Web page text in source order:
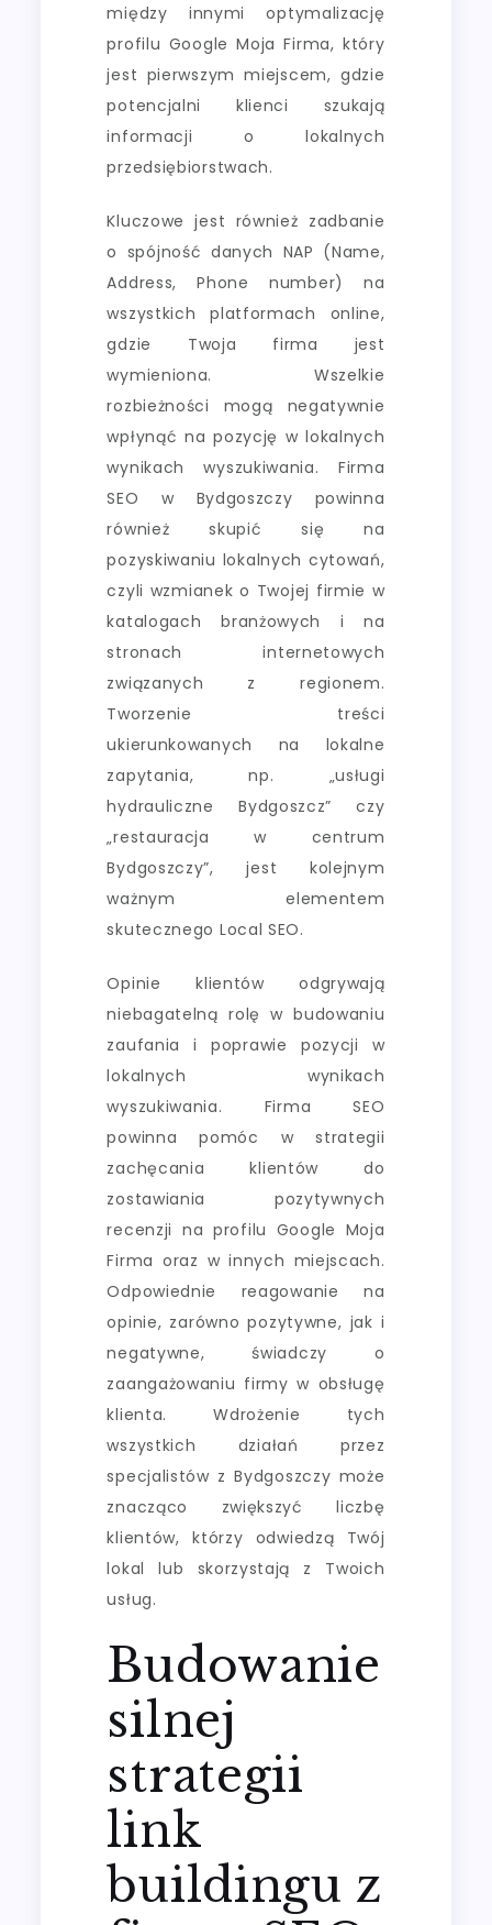
między innymi optymalizację
profilu Google Moja Firma, który
jest pierwszym miejscem, gdzie
potencjalni klienci szukają
informacji o lokalnych
przedsiębiorstwach.
Kluczowe jest również zadbanie
o spójność danych NAP (Name,
Address, Phone number) na
wszystkich platformach online,
gdzie Twoja firma jest
wymieniona. Wszelkie
rozbieżności mogą negatywnie
wpłynąć na pozycję w lokalnych
wynikach wyszukiwania. Firma
SEO w Bydgoszczy powinna
również skupić się na
pozyskiwaniu lokalnych cytowań,
czyli wzmianek o Twojej firmie w
katalogach branżowych i na
stronach internetowych
związanych z regionem.
Tworzenie treści
ukierunkowanych na lokalne
zapytania, np. „usługi
hydrauliczne Bydgoszcz” czy
„restauracja w centrum
Bydgoszczy”, jest kolejnym
ważnym elementem
skutecznego Local SEO.
Opinie klientów odgrywają
niebagatelną rolę w budowaniu
zaufania i poprawie pozycji w
lokalnych wynikach
wyszukiwania. Firma SEO
powinna pomóc w strategii
zachęcania klientów do
zostawiania pozytywnych
recenzji na profilu Google Moja
Firma oraz w innych miejscach.
Odpowiednie reagowanie na
opinie, zarówno pozytywne, jak i
negatywne, świadczy o
zaangażowaniu firmy w obsługę
klienta. Wdrożenie tych
wszystkich działań przez
specjalistów z Bydgoszczy może
znacząco zwiększyć liczbę
klientów, którzy odwiedzą Twój
lokal lub skorzystają z Twoich
usług.
Budowanie
silnej
strategii
link
buildingu z